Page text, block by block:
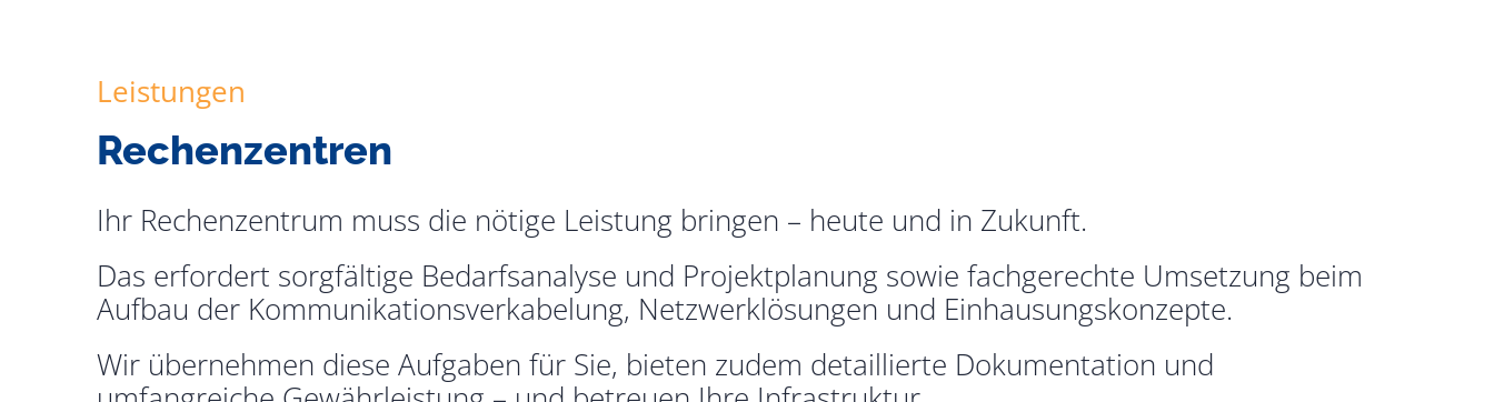
Leistungen
Rechenzentren
Ihr Rechenzentrum muss die nötige Leistung bringen – heute und in Zukunft.
Das erfordert sorgfältige Bedarfsanalyse und Projektplanung sowie fachgerechte Umsetzung beim
Aufbau der Kommunikationsverkabelung, Netzwerklösungen und Einhausungskonzepte.
Wir übernehmen diese Aufgaben für Sie, bieten zudem detaillierte Dokumentation und